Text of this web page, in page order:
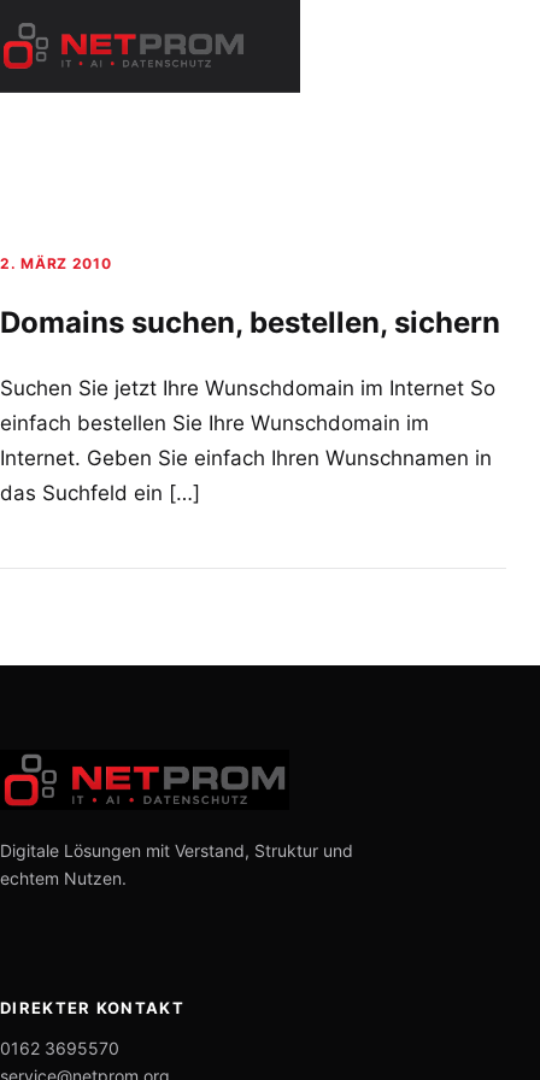
Inhalt
2. MÄRZ 2010
Domains suchen, bestellen, sichern
Suchen Sie jetzt Ihre Wunschdomain im Internet So
einfach bestellen Sie Ihre Wunschdomain im
Internet. Geben Sie einfach Ihren Wunschnamen in
das Suchfeld ein […]
Digitale Lösungen mit Verstand, Struktur und
echtem Nutzen.
DIREKTER KONTAKT
0162 3695570
service@netprom.org